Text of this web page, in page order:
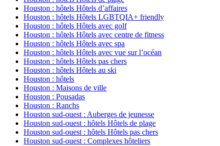
Houston : hôtels Hôtels d’affaires
Houston : hôtels Hôtels LGBTQIA+ friendly
Houston : hôtels Hôtels avec golf
Houston : hôtels Hôtels avec centre de fitness
Houston : hôtels Hôtels avec spa
Houston : hôtels Hôtels avec vue sur l’océan
Houston : hôtels Hôtels pas chers
Houston : hôtels Hôtels au ski
Houston : hôtels
Houston : Maisons de ville
Houston : Pousadas
Houston : Ranchs
Houston sud-ouest : Auberges de jeunesse
Houston sud-ouest : hôtels Hôtels de plage
Houston sud-ouest : hôtels Hôtels pas chers
Houston sud-ouest : Complexes hôteliers